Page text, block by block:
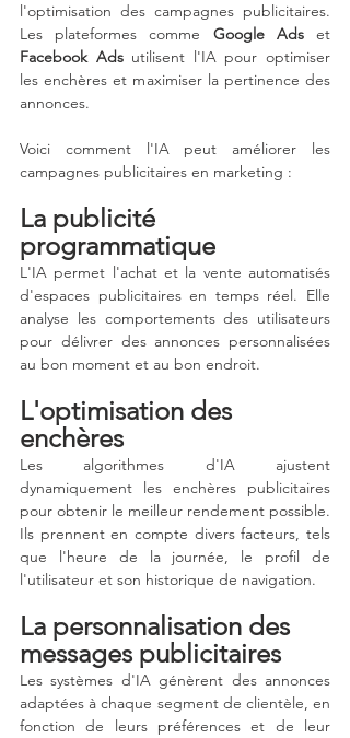
l'optimisation des campagnes publicitaires.
Les plateformes comme Google Ads
Facebook Ads utilisent l'IA pour optimiser
les enchères et maximiser la pertinence des
annonces.
Voici comment l'IA peut améliorer les
campagnes publicitaires en marketing :
La publicité
programmatique
L'IA permet l'achat et la vente automatisés
d'espaces publicitaires en temps réel. Elle
analyse les comportements des utilisateurs
pour délivrer des annonces personnalisées
au bon moment et au bon endroit.
L'optimisation des
enchères
Les algorithmes d'IA ajustent
dynamiquement les enchères publicitaires
pour obtenir le meilleur rendement possible.
Ils prennent en compte divers facteurs, tels
que l'heure de la journée, le profil de
l'utilisateur et son historique de navigation.
La personnalisation des
messages publicitaires
Les systèmes d'IA génèrent des annonces
adaptées à chaque segment de clientèle, en
fonction de leurs préférences et de leur